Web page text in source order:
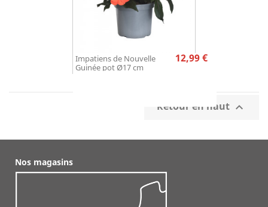
Impatiens de Nouvelle
Guinée pot Ø17 cm
Prix
12,99 €
Retour en haut 
Nos magasins